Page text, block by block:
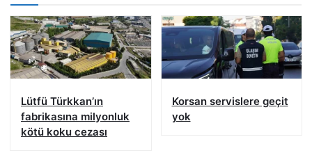
Lütfü Türkkan’ın
fabrikasına milyonluk
kötü koku cezası
Korsan servislere geçit
yok